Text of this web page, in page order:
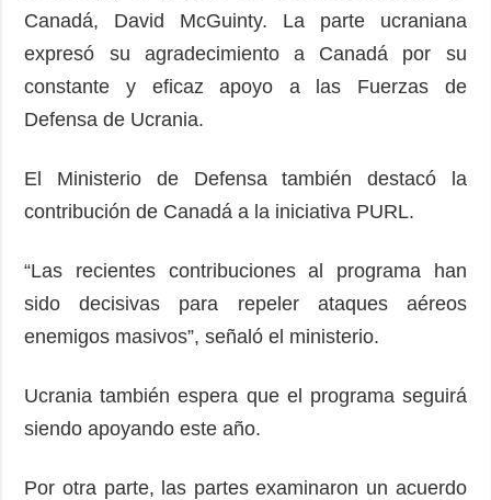
Canadá, David McGuinty. La parte ucraniana
expresó su agradecimiento a Canadá por su
constante y eficaz apoyo a las Fuerzas de
Defensa de Ucrania.
El Ministerio de Defensa también destacó la
contribución de Canadá a la iniciativa PURL.
“Las recientes contribuciones al programa han
sido decisivas para repeler ataques aéreos
enemigos masivos”, señaló el ministerio.
Ucrania también espera que el programa seguirá
siendo apoyando este año.
Por otra parte, las partes examinaron un acuerdo